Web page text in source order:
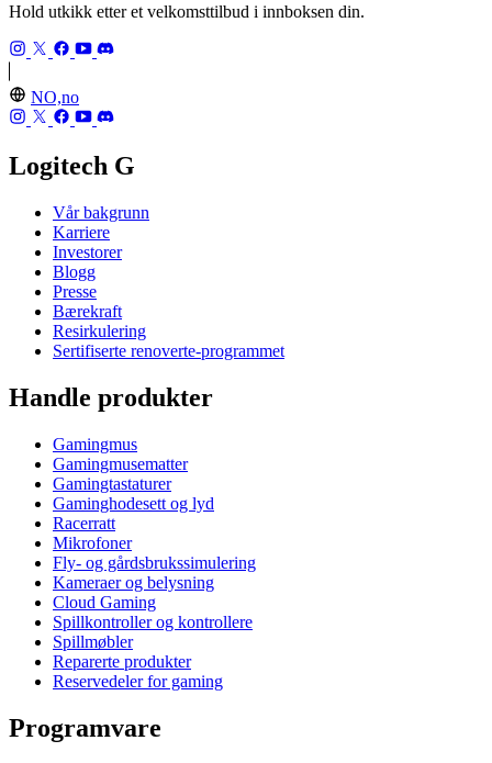
Hold utkikk etter et velkomsttilbud i innboksen din.
NO,no
Logitech G
Vår bakgrunn
Karriere
Investorer
Blogg
Presse
Bærekraft
Resirkulering
Sertifiserte renoverte-programmet
Handle produkter
Gamingmus
Gamingmusematter
Gamingtastaturer
Gaminghodesett og lyd
Racerratt
Mikrofoner
Fly- og gårdsbrukssimulering
Kameraer og belysning
Cloud Gaming
Spillkontroller og kontrollere
Spillmøbler
Reparerte produkter
Reservedeler for gaming
Programvare